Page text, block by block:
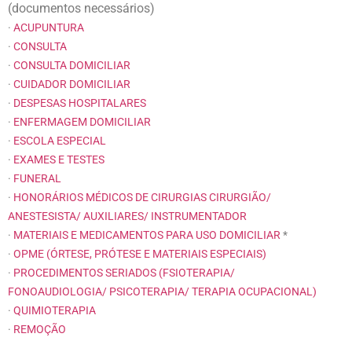
(documentos necessários)
· ACUPUNTURA
· CONSULTA
· CONSULTA DOMICILIAR
· CUIDADOR DOMICILIAR
· DESPESAS HOSPITALARES
· ENFERMAGEM DOMICILIAR
· ESCOLA ESPECIAL
· EXAMES E TESTES
· FUNERAL
· HONORÁRIOS MÉDICOS DE CIRURGIAS CIRURGIÃO/
ANESTESISTA/ AUXILIARES/ INSTRUMENTADOR
· MATERIAIS E MEDICAMENTOS PARA USO DOMICILIAR *
· OPME (ÓRTESE, PRÓTESE E MATERIAIS ESPECIAIS)
· PROCEDIMENTOS SERIADOS (FSIOTERAPIA/
FONOAUDIOLOGIA/ PSICOTERAPIA/ TERAPIA OCUPACIONAL)
· QUIMIOTERAPIA
· REMOÇÃO